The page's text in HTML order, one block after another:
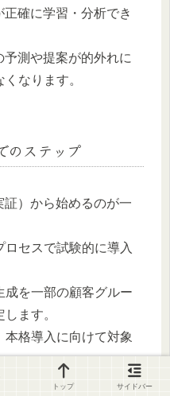
確に学習・分析でき
測や提案が的外れに
なります。
のステップ
）から始めるのが一
セスで試験的に導入
成を一部の顧客グルー
ます。
本格導入に向けて対象
教育や運用マニュアル
トップ サイドバー